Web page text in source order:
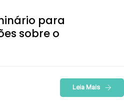
para
sobre o
Leia Mais